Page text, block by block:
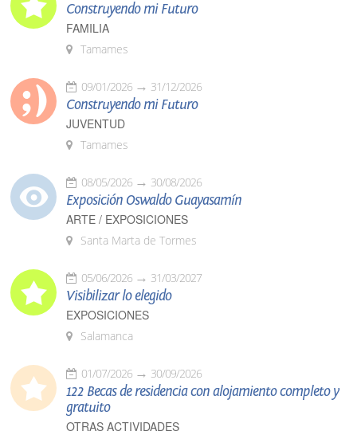
Construyendo mi Futuro
FAMILIA
Tamames
09/01/2026 31/12/2026
Construyendo mi Futuro
JUVENTUD
Tamames
08/05/2026 30/08/2026
Exposición Oswaldo Guayasamín
ARTE / EXPOSICIONES
Santa Marta de Tormes
05/06/2026 31/03/2027
Visibilizar lo elegido
EXPOSICIONES
Salamanca
01/07/2026 30/09/2026
122 Becas de residencia con alojamiento completo y
gratuito
OTRAS ACTIVIDADES